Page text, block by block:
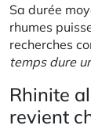
Sa durée
rhumes
recherches
temps dure
Rhinite
revient